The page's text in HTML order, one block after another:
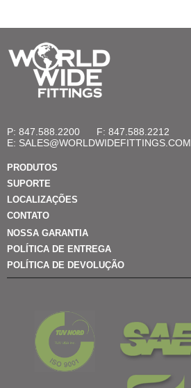
P: 847.588.2200
F: 847.588.2212
E: SALES@WORLDWIDEFITTINGS.COM
PRODUTOS
SUPORTE
LOCALIZAÇÕES
CONTATO
NOSSA GARANTIA
POLÍTICA DE ENTREGA
POLÍTICA DE DEVOLUÇÃO